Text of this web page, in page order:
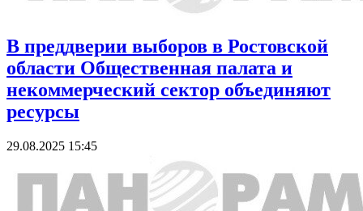
В преддверии выборов в Ростовской
области Общественная палата и
некоммерческий сектор объединяют
ресурсы
29.08.2025 15:45